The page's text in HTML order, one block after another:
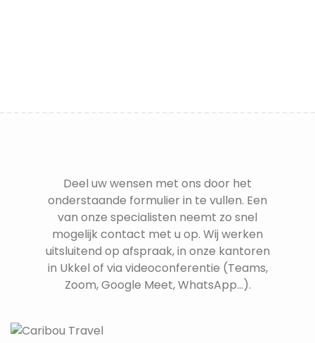
Deel uw wensen met ons door het
onderstaande formulier in te vullen. Een
van onze specialisten neemt zo snel
mogelijk contact met u op. Wij werken
uitsluitend op afspraak, in onze kantoren
in Ukkel of via videoconferentie (Teams,
Zoom, Google Meet, WhatsApp...).